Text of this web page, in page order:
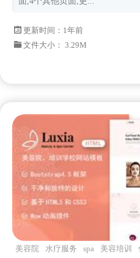
更新时间： 1年前
文件大小： 3.29M
美容院 水疗服务 spa 美容培训